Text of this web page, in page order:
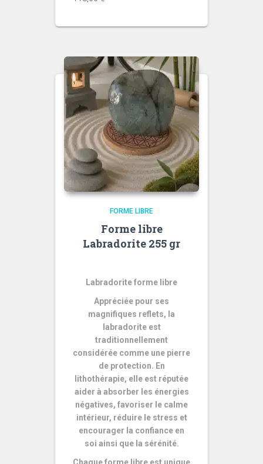
FORME LIBRE
Forme libre
Labradorite 255 gr
Labradorite forme libre
Appréciée pour ses
magnifiques reflets, la
labradorite est
traditionnellement
considérée comme une pierre
de protection. En
lithothérapie, elle est réputée
aider à absorber les énergies
négatives, favoriser le calme
intérieur, réduire le stress et
encourager la confiance en
soi ainsi que la sérénité.